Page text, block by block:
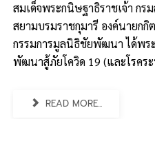
สมเด็จพระกนิษฐาธิราชเจ้า ก
สยามบรมราชกุมารี องค์นายก
กรรมการมูลนิธิชัยพัฒนา ได้พร
พัฒนาสู้ภัยโควิด 19 (และโรคร
READ MORE...